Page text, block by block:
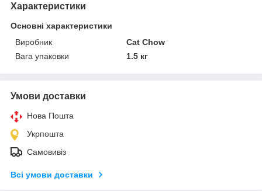
Характеристики
Основні характеристики
Виробник
Cat Chow
Вага упаковки
1.5 кг
Умови доставки
Нова Пошта
Укрпошта
Самовивіз
Всі умови доставки